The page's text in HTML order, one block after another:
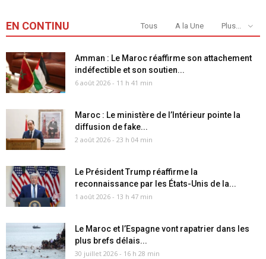
EN CONTINU Tous A la Une Plus...
Amman : Le Maroc réaffirme son attachement
indéfectible et son soutien...
6 août 2026 - 11 h 41 min
Maroc : Le ministère de l’Intérieur pointe la
diffusion de fake...
2 août 2026 - 23 h 04 min
Le Président Trump réaffirme la
reconnaissance par les États-Unis de la...
1 août 2026 - 13 h 47 min
Le Maroc et l’Espagne vont rapatrier dans les
plus brefs délais...
30 juillet 2026 - 16 h 28 min